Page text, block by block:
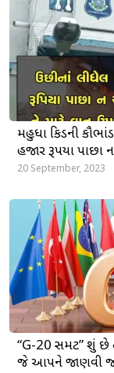
મહુધા કિડની
હજાર રૂપિયા
20 September, 2023
“G-20 સમિટ” શું છે
જે આપને જાણવી